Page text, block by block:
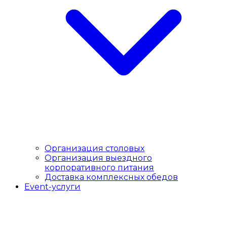
Организация столовых
Организация выездного
корпоративного питания
Доставка комплексных обедов
Event-услуги